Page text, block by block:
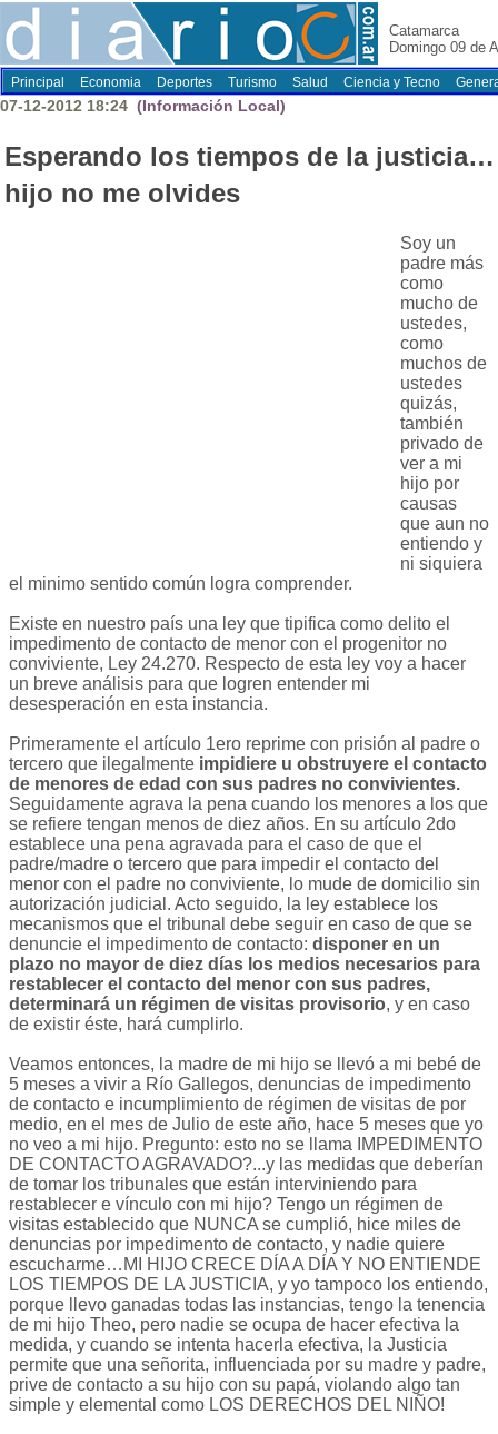
Catamarca
Domingo 09 de
Principal Economia Deportes Turismo Salud Ciencia y Tecno
07-12-2012 18:24 (Información Local)
Esperando los tiempos de la justicia…
hijo no me olvides
Soy un
padre más
como
mucho de
ustedes,
como
muchos de
ustedes
quizás,
también
privado de
ver a mi
hijo por
causas
que aun no
entiendo y
ni siquiera
el minimo sentido común logra comprender.
Existe en nuestro país una ley que tipifica como delito el
impedimento de contacto de menor con el progenitor no
conviviente, Ley 24.270. Respecto de esta ley voy a hacer
un breve análisis para que logren entender mi
desesperación en esta instancia.
Primeramente el artículo 1ero reprime con prisión al padre o
tercero que ilegalmente impidiere u obstruyere el contacto
de menores de edad con sus padres no convivientes.
Seguidamente agrava la pena cuando los menores a los que
se refiere tengan menos de diez años. En su artículo 2do
establece una pena agravada para el caso de que el
padre/madre o tercero que para impedir el contacto del
menor con el padre no conviviente, lo mude de domicilio sin
autorización judicial. Acto seguido, la ley establece los
mecanismos que el tribunal debe seguir en caso de que se
denuncie el impedimento de contacto: disponer en un
plazo no mayor de diez días los medios necesarios para
restablecer el contacto del menor con sus padres,
determinará un régimen de visitas provisorio, y en caso
de existir éste, hará cumplirlo.
Veamos entonces, la madre de mi hijo se llevó a mi bebé de
5 meses a vivir a Río Gallegos, denuncias de impedimento
de contacto e incumplimiento de régimen de visitas de por
medio, en el mes de Julio de este año, hace 5 meses que yo
no veo a mi hijo. Pregunto: esto no se llama IMPEDIMENTO
DE CONTACTO AGRAVADO?...y las medidas que deberían
de tomar los tribunales que están interviniendo para
restablecer e vínculo con mi hijo? Tengo un régimen de
visitas establecido que NUNCA se cumplió, hice miles de
denuncias por impedimento de contacto, y nadie quiere
escucharme…MI HIJO CRECE DÍA A DÍA Y NO ENTIENDE
LOS TIEMPOS DE LA JUSTICIA, y yo tampoco los entiendo,
porque llevo ganadas todas las instancias, tengo la tenencia
de mi hijo Theo, pero nadie se ocupa de hacer efectiva la
medida, y cuando se intenta hacerla efectiva, la Justicia
permite que una señorita, influenciada por su madre y padre,
prive de contacto a su hijo con su papá, violando algo tan
simple y elemental como LOS DERECHOS DEL NIÑO!